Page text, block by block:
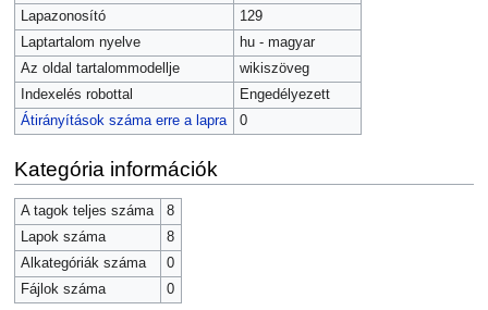
Lapazonosító
129
Laptartalom nyelve
hu - magyar
Az oldal tartalommodellje
wikiszöveg
Indexelés robottal
Engedélyezett
Átirányítások száma erre a lapra
0
Kategória információk
A tagok teljes száma
8
Lapok száma
8
Alkategóriák száma
0
Fájlok száma
0